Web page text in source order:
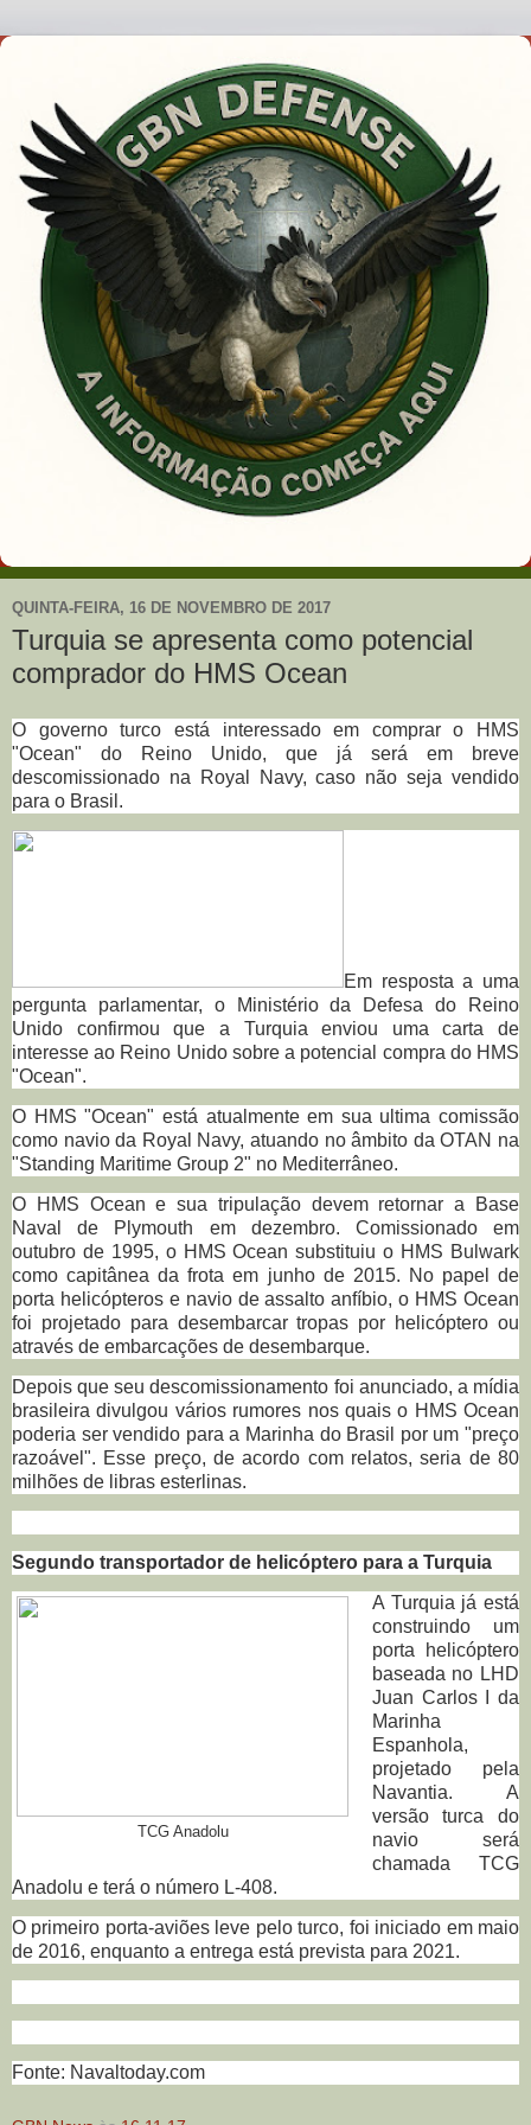
QUINTA-FEIRA, 16 DE NOVEMBRO DE 2017
Turquia se apresenta como potencial
comprador do HMS Ocean
O governo turco está interessado em comprar o HMS
"Ocean" do Reino Unido, que já será em breve
descomissionado na Royal Navy, caso não seja vendido
para o Brasil.
Em resposta a uma
pergunta parlamentar, o Ministério da Defesa do Reino
Unido confirmou que a Turquia enviou uma carta de
interesse ao Reino Unido sobre a potencial compra do HMS
"Ocean".
O HMS "Ocean" está atualmente em sua ultima comissão
como navio da Royal Navy, atuando no âmbito da OTAN na
"Standing Maritime Group 2" no Mediterrâneo.
O HMS Ocean e sua tripulação devem retornar a Base
Naval de Plymouth em dezembro. Comissionado em
outubro de 1995, o HMS Ocean substituiu o HMS Bulwark
como capitânea da frota em junho de 2015. No papel de
porta helicópteros e navio de assalto anfíbio, o HMS Ocean
foi projetado para desembarcar tropas por helicóptero ou
através de embarcações de desembarque.
Depois que seu descomissionamento foi anunciado, a mídia
brasileira divulgou vários rumores nos quais o HMS Ocean
poderia ser vendido para a Marinha do Brasil por um "preço
razoável". Esse preço, de acordo com relatos, seria de 80
milhões de libras esterlinas.
Segundo transportador de helicóptero para a Turquia
TCG Anadolu
A Turquia já está
construindo um
porta helicóptero
baseada no LHD
Juan Carlos I da
Marinha
Espanhola,
projetado pela
Navantia.
A
versão turca do
navio será
chamada TCG
Anadolu e terá o número L-408.
O primeiro porta-aviões leve pelo turco, foi iniciado em maio
de 2016, enquanto a entrega está prevista para 2021.
Fonte: Navaltoday.com